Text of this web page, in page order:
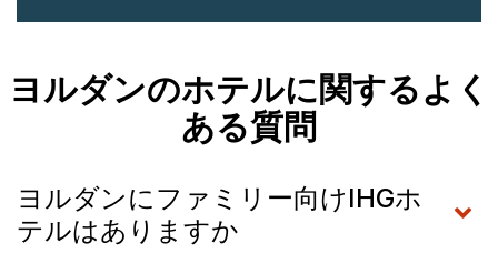
ヨルダンのホテルに関するよく
ある質問
ヨルダンにファミリー向けIHGホ
テルはありますか